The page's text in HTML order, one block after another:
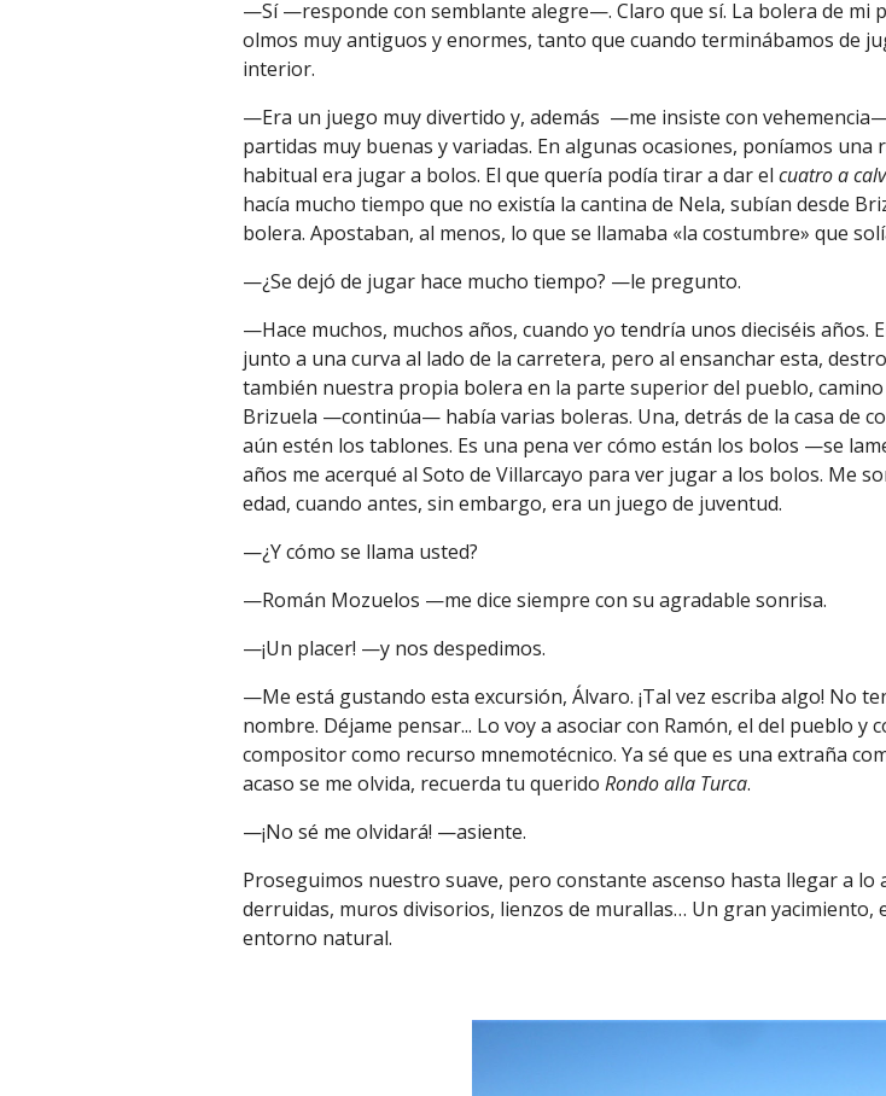
—Sí —responde con semblante alegre—. Claro que sí. La bolera de mi
olmos muy antiguos y enormes, tanto que cuando terminábamos de
interior.
—Era un juego muy divertido y, además —me insiste con
partidas muy buenas y variadas. En algunas ocasiones, poníamos
habitual era jugar a bolos. El que quería podía tirar a dar elcuatro a
hacía mucho tiempo que no existía la cantina de Nela, subían desde
bolera. Apostaban, al menos, lo que se llamaba «la costumbre» que
—¿Se dejó de jugar hace mucho tiempo? —le pregunto.
—Hace muchos, muchos años, cuando yo tendría unos dieciséis años.
junto a una curva al lado de la carretera, pero al ensanchar esta,
también nuestra propia bolera en la parte superior del pueblo,
Brizuela —continúa— había varias boleras. Una, detrás de la casa de
aún estén los tablones. Es una pena ver cómo están los bolos —se
años me acerqué al Soto de Villarcayo para ver jugar a los bolos. Me
edad, cuando antes, sin embargo,era un juego de juventud.
—¿Y cómo se llama usted?
—Román Mozuelos —me dice siempre con su agradable sonrisa.
—¡Un placer! —y nos despedimos.
—Me está gustando esta excursión, Álvaro. ¡Tal vez escriba algo! No
nombre. Déjame pensar... Lo voy a asociar con Ramón, el del pueblo y
compositor como recurso mnemotécnico. Ya sé que es una extraña
acaso se me olvida, recuerda tu queridoRondo alla Turca.
—¡No sé me olvidará! —asiente.
Proseguimos nuestro suave, pero constante ascenso hasta llegar a lo
derruidas, muros divisorios, lienzos de murallas… Un gran
entorno natural.